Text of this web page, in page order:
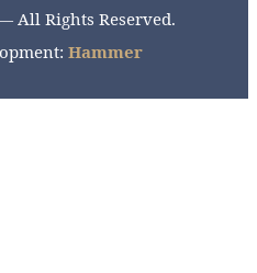
All Rights Reserved.
Hammer